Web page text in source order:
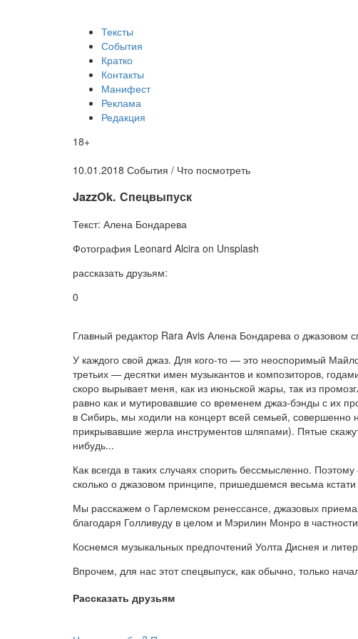
Тексты
События
Кратко
Контакты
Манифест
Реклама
Редакция
18+
10.01.2018 События / Что посмотреть
​JazzOk. Спецвыпуск
Текст: Алена Бондарева
Фотография Leonard Alcira on Unsplash
рассказать друзьям:
0
Главный редактор Rara Avis Алена Бондарева о джазовом
У каждого свой джаз. Для кого-то — это неоспоримый
третьих — десятки имен музыкантов и композиторов,
скоро вырывает меня, как из июньской жары, так из
равно как и мутировавшие со временем джаз-бэнды с их
в Сибирь, мы ходили на концерт всей семьей, совершенно
прикрывавшие жерла инструментов шляпами). Пятые
нибудь...
Как всегда в таких случаях спорить бессмысленно.
сколько о джазовом принципе, пришедшемся весьма кстати
Мы расскажем о Гарлемском ренессансе, джазовых
благодаря Голливуду в целом и Мэрилин Монро в
Коснемся музыкальных предпочтений Уолта Диснея и
Впрочем, для нас этот спецвыпуск, как обычно, только
Рассказать друзьям